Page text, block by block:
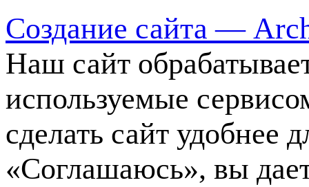
Создание сайта —
Наш сайт
используемые
сделать сайт удобнее
«Соглашаюсь», вы